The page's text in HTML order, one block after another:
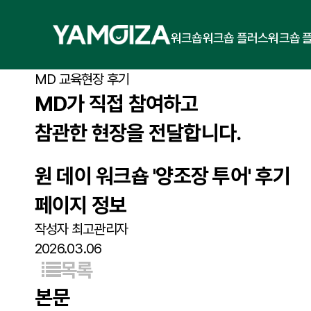
워크숍워크숍 플러스워크숍
MD 교육현장 후기
MD가 직접 참여하고
참관한 현장을 전달합니다.
원 데이 워크숍 '양조장 투어' 후기
페이지 정보
작성자 최고관리자
2026.03.06
목록
본문